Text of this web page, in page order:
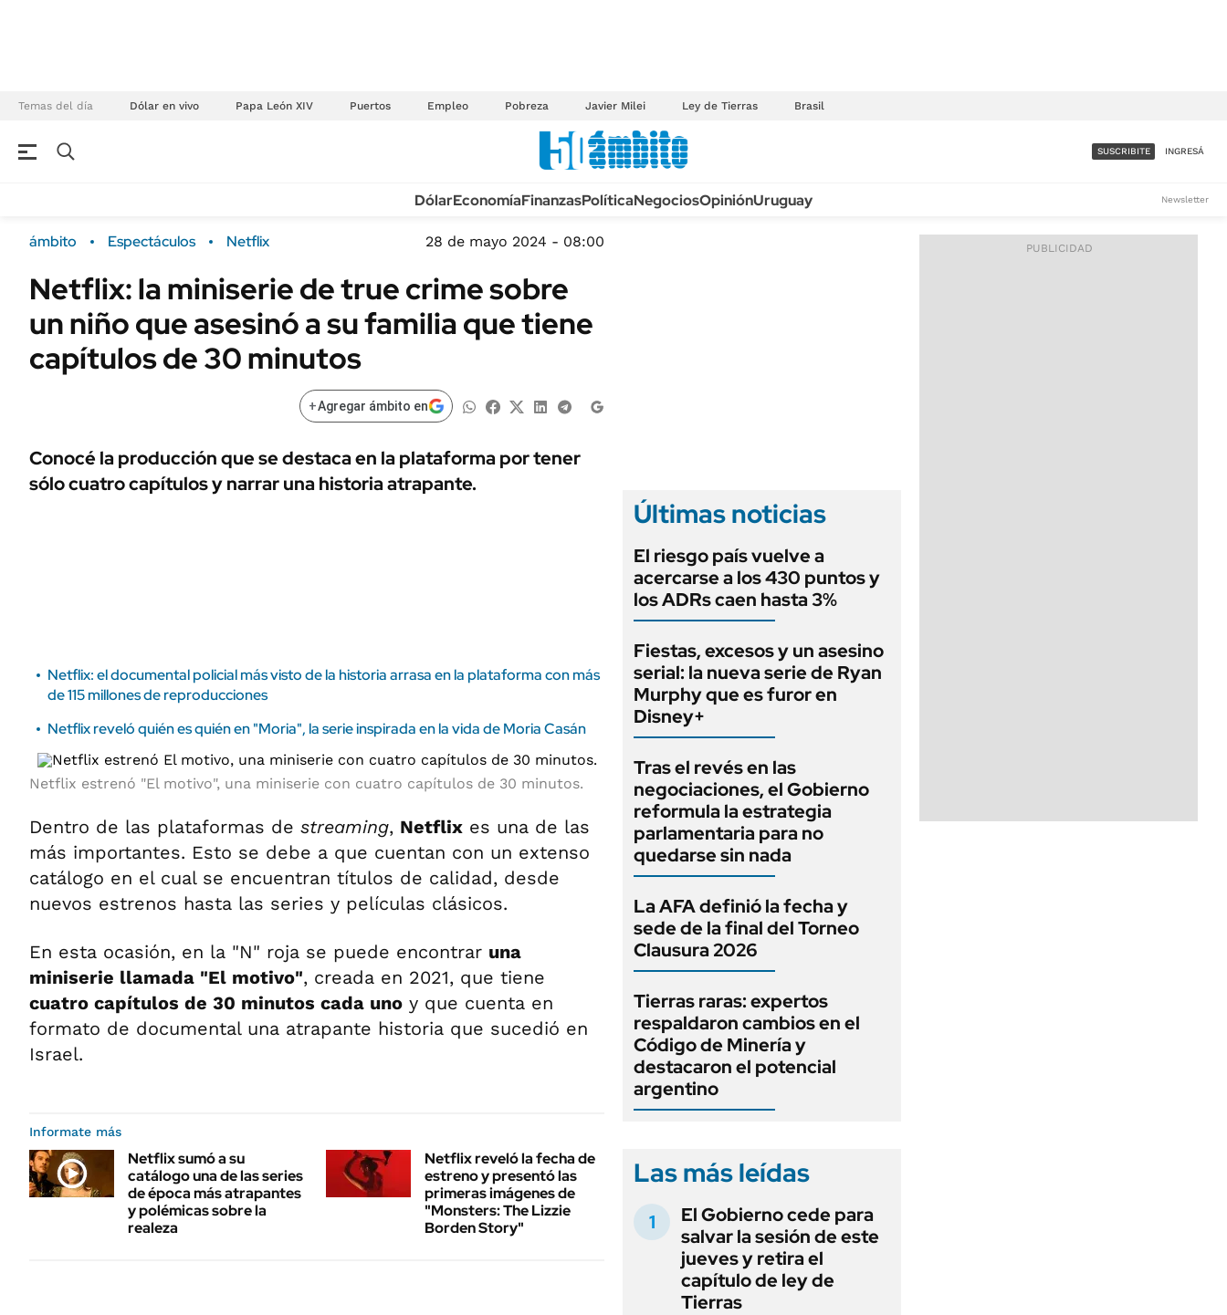
Temas del día Dólar en vivo Papa León XIV Puertos Empleo Pobreza Javier Milei Ley de Tierras Brasil
Campo
FINANZAS
Dólar
Sustentabilidad
Seguros
POLÍTICA
URUGUAY
TECNOLOGÍA
MÉXICO
MUNDO
INFORMACIÓN GENERAL
AUTOS
ACCESO FULL - $1.800/MES
SUSCRIBITE INGRESÁ
DólarEconomíaFinanzasPolíticaNegociosOpiniónUruguay Newsletter
ámbito Espectáculos Netflix 28 de mayo 2024 - 08:00
Netflix: la miniserie de true crime sobre
un niño que asesinó a su familia que tiene
capítulos de 30 minutos
+Agregar ámbito en
Conocé la producción que se destaca en la plataforma por tener
sólo cuatro capítulos y narrar una historia atrapante.
Netflix: el documental policial más visto de la historia arrasa en la plataforma con más
de 115 millones de reproducciones
Netflix reveló quién es quién en "Moria", la serie inspirada en la vida de Moria Casán
Netflix estrenó "El motivo", una miniserie con cuatro capítulos de 30 minutos.
Dentro de las plataformas de streaming, Netflix es una de las
más importantes. Esto se debe a que cuentan con un extenso
catálogo en el cual se encuentran títulos de calidad, desde
nuevos estrenos hasta las series y películas clásicos.
En esta ocasión, en la "N" roja se puede encontrar una
miniserie llamada "El motivo", creada en 2021, que tiene
cuatro capítulos de 30 minutos cada uno y que cuenta en
formato de documental una atrapante historia que sucedió en
Israel.
Informate más
Netflix sumó a su
catálogo una de las series
de época más atrapantes
y polémicas sobre la
realeza
Netflix reveló la fecha de
estreno y presentó las
primeras imágenes de
"Monsters: The Lizzie
Borden Story"
Últimas noticias
El riesgo país vuelve a
acercarse a los 430 puntos y
los ADRs caen hasta 3%
Fiestas, excesos y un asesino
serial: la nueva serie de Ryan
Murphy que es furor en
Disney+
Tras el revés en las
negociaciones, el Gobierno
reformula la estrategia
parlamentaria para no
quedarse sin nada
La AFA definió la fecha y
sede de la final del Torneo
Clausura 2026
Tierras raras: expertos
respaldaron cambios en el
Código de Minería y
destacaron el potencial
argentino
Las más leídas
El Gobierno cede para
salvar la sesión de este
jueves y retira el
capítulo de ley de
Tierras